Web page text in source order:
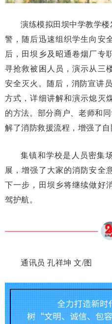
演练模拟田坝中学教学
警，随后迅速组织学生向安
后，田坝乡及昭通卷烟厂专
寻抢救被困人员，演示从三
安全灭火。随后，消防宣讲
方式，详细讲解和演示熄灭
的方法。部分商户、老师和
解了消防救援流程，增强了自
集镇和学校是人员密集
展，增强了大家的消防安全
下一步，田坝乡将继续做好
驾护航。
通讯员 孔祥坤 文/图